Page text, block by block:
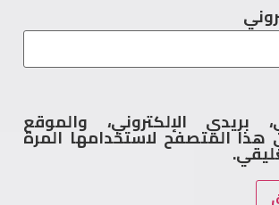
الإلكتروني، والموقع
هذا المتصفح لاستخدامها المرة